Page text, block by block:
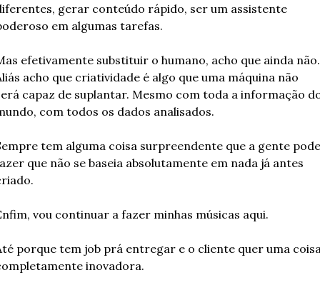
gerar conteúdo rápido, ser um assistente
em algumas tarefas.
efetivamente substituir o humano, acho que ainda não.
acho que criatividade é algo que uma máquina não
capaz de suplantar. Mesmo com toda a informação
com todos os dados analisados.
tem alguma coisa surpreendente que a gente pode
que não se baseia absolutamente em nada já antes
vou continuar a fazer minhas músicas aqui.
porque tem job prá entregar e o cliente quer uma
inovadora.